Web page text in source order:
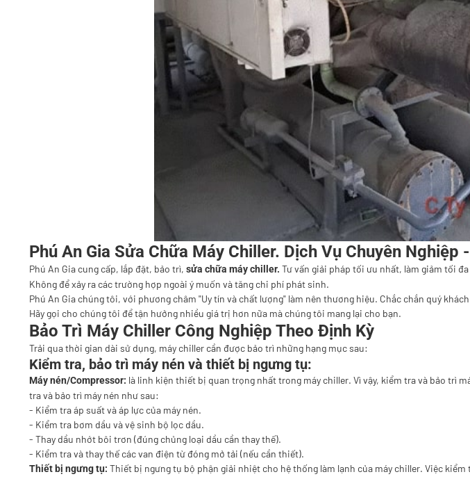
Phú An Gia Sửa Chữa Máy Chiller. Dịch Vụ Chuyên Nghiệp
Phú An Gia cung cấp, lắp đặt, bảo trì, sửa chữa máy chiller. Tư vấn giải pháp tối ưu nhất, làm giảm tối
Không để xảy ra các trường hợp ngoài ý muốn và tăng chi phí phát sinh.
Phú An Gia chúng tôi, với phương châm "Uy tín và chất lượng" làm nên thương hiệu. Chắc chắn quý
Hãy gọi cho chúng tôi để tận hưởng nhiều giá trị hơn nữa mà chúng tôi mang lại cho bạn.
Bảo Trì Máy Chiller Công Nghiệp Theo Định Kỳ
Trải qua thời gian dài sử dụng, máy chiller cần được bảo trì những hạng mục sau:
Kiểm tra, bảo trì máy nén và thiết bị ngưng tụ:
Máy nén/Compressor: là linh kiện thiết bị quan trọng nhất trong máy chiller. Vì vậy, kiểm tra và bảo trì
tra và bảo trì máy nén như sau:
- Kiểm tra áp suất và áp lực của máy nén.
- Kiểm tra bơm dầu và vệ sinh bộ lọc dầu.
- Thay dầu nhớt bôi trơn (đúng chủng loại dầu cần thay thế).
- Kiểm tra và thay thế các van điện từ đóng mở tải (nếu cần thiết).
Thiết bị ngưng tụ: Thiết bị ngưng tụ bộ phận giải nhiệt cho hệ thống làm lạnh của máy chiller. Việc